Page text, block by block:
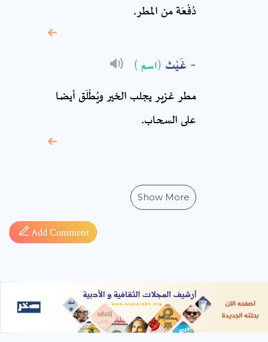
دُفْعَة من المطر.
غَيْث (اسم )
مطر‏ غزير يجلب الخير ويُطْلَق أيضا
على السحاب.
Show More
Add Comment
required fields